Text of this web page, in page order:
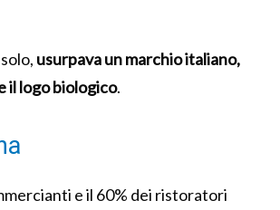
usurpava un marchio italiano,
il logo biologico.
e il 60% dei ristoratori